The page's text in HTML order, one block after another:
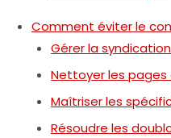
Comment éviter le
Gérer la
Nettoyer les
Maîtriser les
Résoudre les